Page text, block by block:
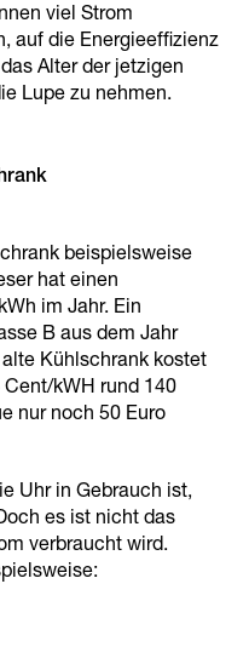
viel Strom
auf die Energieeffizienz
Alter der jetzigen
Lupe zu nehmen.
beispielsweise
hat einen
im Jahr. Ein
B aus dem Jahr
Kühlschrank kostet
kWH rund 140
nur noch 50 Euro
Uhr in Gebrauch ist,
es ist nicht das
verbraucht wird.